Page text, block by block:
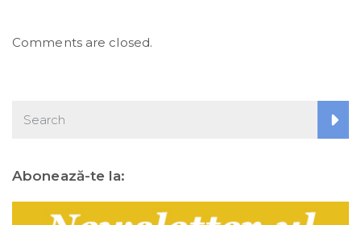
Comments are closed.
Abonează-te la: